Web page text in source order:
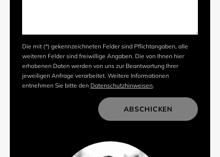
Die mit (*) gekennzeichneten Felder sind Pflichtangaben, alle
weiteren Felder sind freiwillige Angaben. Die von Ihnen hier
erhobenen Daten werden von uns zur Beantwortung Ihrer
jeweiligen Anfrage verarbeitet. Weitere Informationen
entnehmen Sie bitte den Datenschutzhinweisen.
ABSCHICKEN